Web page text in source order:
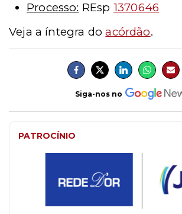
Processo: REsp 1370646
Veja a íntegra doacórdão.
Siga-nos no
PATROCÍNIO